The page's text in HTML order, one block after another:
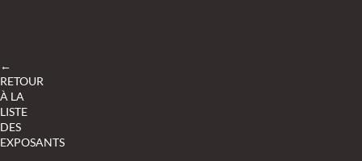
←
RETOUR
À LA
LISTE
DES
EXPOSANTS